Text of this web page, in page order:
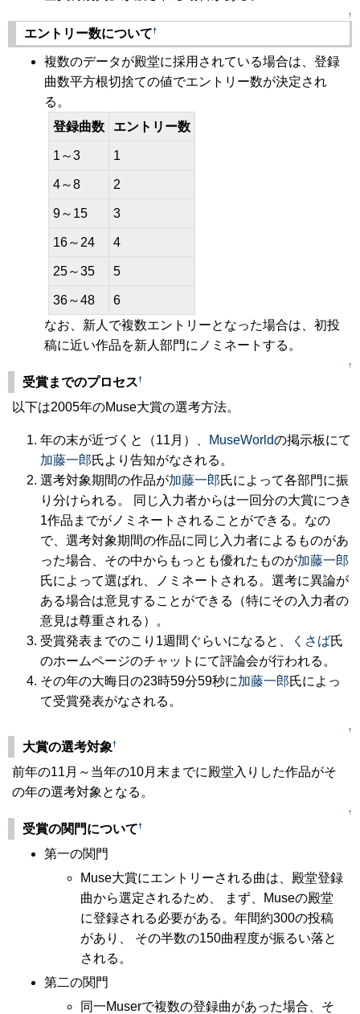
↑
エントリー数について†
複数のデータが殿堂に採用されている場合は、登録
曲数平方根切捨ての値でエントリー数が決定され
る。
登録曲数
エントリー数
1～3 1
4～8 2
9～15 3
16～24 4
25～35 5
36～48
6
なお、新人で複数エントリーとなった場合は、初投
稿に近い作品を新人部門にノミネートする。
↑
受賞までのプロセス†
以下は2005年のMuse大賞の選考方法。
年の末が近づくと（11月）、 MuseWorldの掲示板にて
加藤一郎氏より告知がなされる。
選考対象期間の作品が加藤一郎氏によって各部門に振
り分けられる。 同じ入力者からは一回分の大賞につき
1作品までがノミネートされることができる。なの
で、選考対象期間の作品に同じ入力者によるものがあ
った場合、その中からもっとも優れたものが加藤一郎
氏によって選ばれ、ノミネートされる。選考に異論が
ある場合は意見することができる（特にその入力者の
意見は尊重される）。
受賞発表までのこり1週間ぐらいになると、
くさば氏
のホームページのチャットにて評論会が行われる。
その年の大晦日の23時59分59秒に加藤一郎氏によっ
て受賞発表がなされる。
↑
大賞の選考対象†
前年の11月～当年の10月末までに殿堂入りした作品がそ
の年の選考対象となる。
↑
受賞の関門について†
第一の関門
Muse大賞にエントリーされる曲は、殿堂登録
曲から選定されるため、 まず、Museの殿堂
に登録される必要がある。年間約300の投稿
があり、 その半数の150曲程度が振るい落と
される。
第二の関門
同一Muserで複数の登録曲があった場合、そ